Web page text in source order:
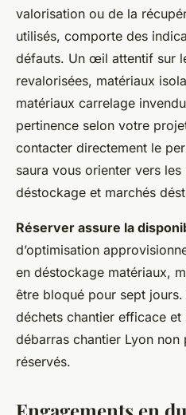
valorisation ou de la
utilisés, comporte des
défauts. Un œil attentif sur
revalorisées, matériaux
matériaux carrelage
pertinence selon votre
contacter directement le
saura vous orienter vers
déstockage et marchés
Réserver assure la
d’optimisation
en déstockage matériaux,
être bloqué pour sept
déchets chantier efficace
débarras chantier Lyon
réservés.